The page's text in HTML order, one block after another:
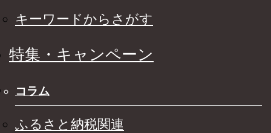
キーワードからさがす
特集・キャンペーン
コラム
ふるさと納税関連